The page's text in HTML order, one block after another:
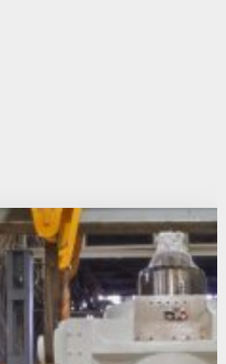
отрасли